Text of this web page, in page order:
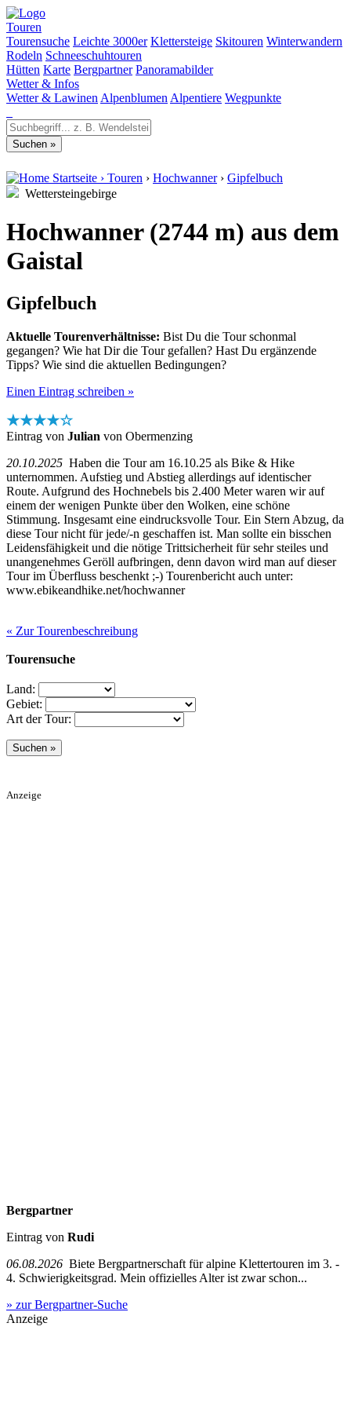
Touren
Tourensuche Leichte 3000er Klettersteige Skitouren Winterwandern
Rodeln Schneeschuhtouren
Hütten Karte Bergpartner Panoramabilder
Wetter & Infos
Wetter & Lawinen Alpenblumen Alpentiere Wegpunkte
Startseite › Touren › Hochwanner › Gipfelbuch
Wettersteingebirge
Hochwanner (2744 m) aus dem
Gaistal
Gipfelbuch
Aktuelle Tourenverhältnisse: Bist Du die Tour schonmal
gegangen? Wie hat Dir die Tour gefallen? Hast Du ergänzende
Tipps? Wie sind die aktuellen Bedingungen?
Einen Eintrag schreiben »
★★★★☆
Eintrag von Julian von Obermenzing
20.10.2025 Haben die Tour am 16.10.25 als Bike & Hike
unternommen. Aufstieg und Abstieg allerdings auf identischer
Route. Aufgrund des Hochnebels bis 2.400 Meter waren wir auf
einem der wenigen Punkte über den Wolken, eine schöne
Stimmung. Insgesamt eine eindrucksvolle Tour. Ein Stern Abzug, da
diese Tour nicht für jede/-n geschaffen ist. Man sollte ein bisschen
Leidensfähigkeit und die nötige Trittsicherheit für sehr steiles und
unangenehmes Geröll aufbringen, denn davon wird man auf dieser
Tour im Überfluss beschenkt ;-) Tourenbericht auch unter:
www.ebikeandhike.net/hochwanner
« Zur Tourenbeschreibung
Tourensuche
Land:
Gebiet:
Art der Tour:
Anzeige
Bergpartner
Eintrag von Rudi
06.08.2026 Biete Bergpartnerschaft für alpine Klettertouren im 3. -
4. Schwierigkeitsgrad. Mein offizielles Alter ist zwar schon...
» zur Bergpartner-Suche
Anzeige